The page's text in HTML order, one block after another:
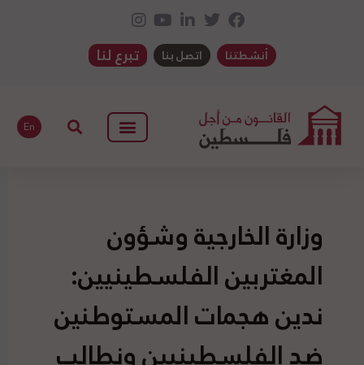
أنشطتنا اتصل بنا تبرع لنا
En
وزارة الخارجية وشؤون
المغتربين الفلسطينيين:
ندين هجمات المستوطنين